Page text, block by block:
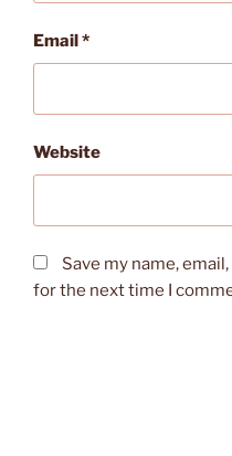
Email*
Website
Save my name,
for the next time I